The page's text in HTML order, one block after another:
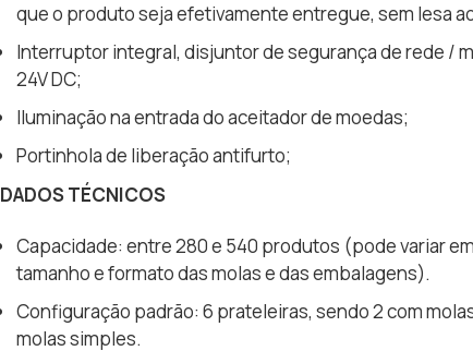
que o produto seja efetivamente entregue, sem lesa
Interruptor integral, disjuntor de segurança de rede /
24V DC;
Iluminação na entrada do aceitador de moedas;
Portinhola de liberação antifurto;
DADOS TÉCNICOS
Capacidade: entre 280 e 540 produtos (pode variar
tamanho e formato das molas e das embalagens).
Configuração padrão: 6 prateleiras, sendo 2 com
molas simples.